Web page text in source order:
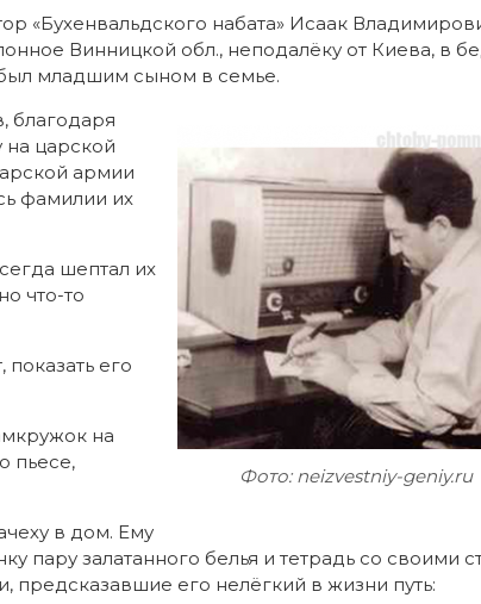
«Бухенвальдского набата» Исаак
Винницкой обл., неподалёку от Киева, в
младшим сыном в семье.
Фото: neizvestniy-geniy.ru
благодаря
царской
армии
фамилии их
шептал их
что-то
его
на
пьесе,
в дом. Ему
пару залатанного белья и тетрадь со своими
предсказавшие его нелёгкий в жизни путь: